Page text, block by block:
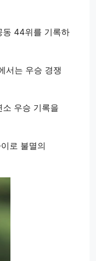
동 44위를 기록하
서는 우승 경쟁
우승 기록을
로 불멸의